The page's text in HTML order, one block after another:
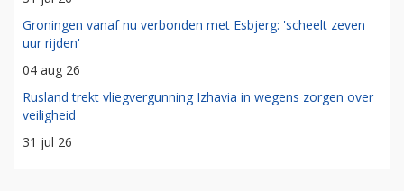
Groningen vanaf nu verbonden met Esbjerg: 'scheelt zeven
uur rijden'
04 aug 26
Rusland trekt vliegvergunning Izhavia in wegens zorgen over
veiligheid
31 jul 26